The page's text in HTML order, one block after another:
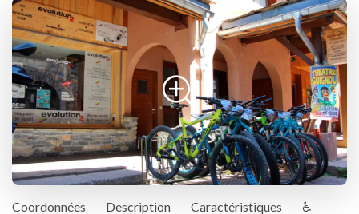
Coordonnées Description Caractéristiques
♿